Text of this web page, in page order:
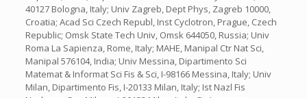
40127 Bologna, Italy; Univ Zagreb, Dept Phys, Zagreb 10000,
Croatia; Acad Sci Czech Republ, Inst Cyclotron, Prague, Czech
Republic; Omsk State Tech Univ, Omsk 644050, Russia; Univ
Roma La Sapienza, Rome, Italy; MAHE, Manipal Ctr Nat Sci,
Manipal 576104, India; Univ Messina, Dipartimento Sci
Matemat & Informat Sci Fis & Sci, I-98166 Messina, Italy; Univ
Milan, Dipartimento Fis, I-20133 Milan, Italy; Ist Nazl Fis